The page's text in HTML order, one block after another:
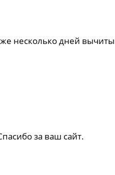
несколько дней
за ваш сайт.